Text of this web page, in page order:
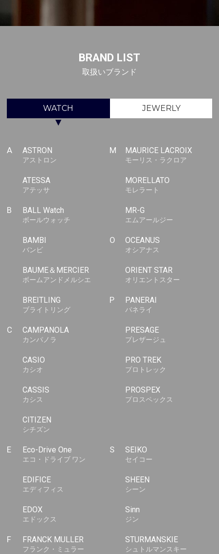
BRAND LIST
取扱いブランド
WATCH JEWERLY
▼
A ASTRON
アストロン
ATESSA
アテッサ
B BALL Watch
ボールウォッチ
BAMBI
バンビ
BAUME＆MERCIER
ボームアンドメルシエ
BREITLING
ブライトリング
C CAMPANOLA
カンパノラ
CASIO
カシオ
CASSIS
カシス
CITIZEN
シチズン
E Eco-Drive One
エコ・ドライブ ワン
EDIFICE
エディフィス
EDOX
エドックス
F FRANCK MULLER
フランク・ミュラー
M MAURICE LACROIX
モーリス・ラクロア
MORELLATO
モレラート
MR-G
エムアールジー
O OCEANUS
オシアナス
ORIENT STAR
オリエントスター
P PANERAI
パネライ
PRESAGE
プレザージュ
PRO TREK
プロトレック
PROSPEX
プロスペックス
S SEIKO
セイコー
SHEEN
シーン
Sinn
ジン
STURMANSKIE
シュトルマンスキー